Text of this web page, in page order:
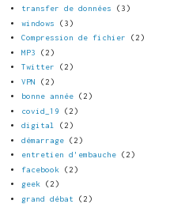
transfer de données
(3)
windows
(3)
Compression de fichier
(2)
MP3
(2)
Twitter
(2)
VPN
(2)
bonne année
(2)
covid_19
(2)
digital
(2)
démarrage
(2)
entretien d'embauche
(2)
facebook
(2)
geek
(2)
grand débat
(2)